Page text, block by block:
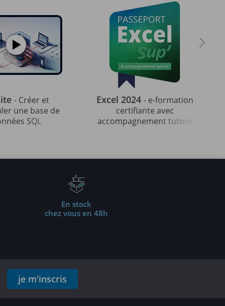
- Créer et
une base de
SQL
Excel 2024 - e-formation
certifiante avec
accompagnement tutoré
En stock
chez vous en 48h
je m'inscris